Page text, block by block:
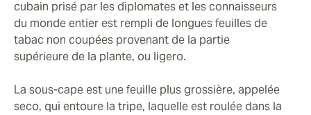
cubain prisé par les diplomates et les connaisseurs
du monde entier est rempli de longues feuilles de
tabac non coupées provenant de la partie
supérieure de la plante, ou ligero.
La sous-cape est une feuille plus grossière, appelée
seco, qui entoure la tripe, laquelle est roulée dans la